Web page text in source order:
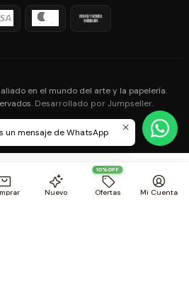
Nuevo
10%OFF
Ofertas Mi Cuenta
en el mundo del arte y la papelería.
Desarrollado por Jumpseller.
un mensaje de WhatsApp